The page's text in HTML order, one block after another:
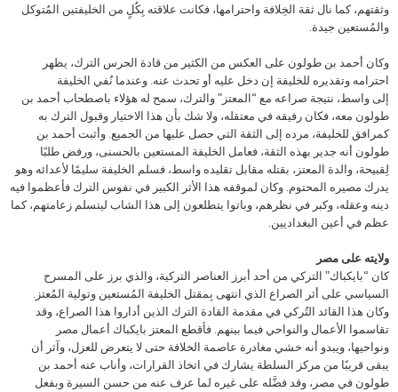
وثقتهم، كما نال ثقة الخِلافة واحترامها، فكانت علاقته بِكُلٍ من الخليفتين المُتوكل
والمُستعين جيدة.
وكان أحمد بن طولون على العكس من الكثير من قادة الحرس الترك، يظهر
احترامه وتقديره للخليفة إن دخل عليه أو تحدث عنه. وعندما نُفي الخليفة
إلى واسط، نتيجة صراعه مع “المعتز” والترك، سمح له هؤلاء باصطحاب أحمد بن
طولون معه، فكان رفيقه في معتقله، ولا شك بأن هذا الاختيار وقبول الترك به
كمرافق للخليفة، مرده إلى الثقة التي حصل عليها من الجميع. وأثبت أحمد بن
طولون أنه جدير بهذه الثقة، فعامل الخليفة المستعين بالحسنى، ورفض طلبًا
لِقبيحة، والدة المعتز، بقتله مقابل تقليده واسط، فسلم الخليفة سليمًا لأعدائه وهو
يدرك مصيره المحتوم. وكان لموقفه هذا الأثر الكبير في نفوس الترك فأعظموا فيه
دينه وعقله، وكبر في نظرهم، وباتوا يتطلعون إلى هذا الشاب ليتسلم زعامتهم، كما
عظم في أعين البغداديين.
ولايته على مصر
كان “بايكباك” التركي من أحد أبرز العناصر التركية، والذي برز على المسرح
السياسي على أثر الصراع الذي انتهى بِمقتل الخليفة المُستعين وتولية المُعتز.
وكان هذا القائد التُركي في مقدمة القادة الترك الذين أداروا هذا الصراع، وقد
تقاسموا الأعمال والنواحي فيما بينهم. فأقطع المعتز بايكباك أعمال مصر
ونواحيها، ويبدو أنه خشي مغادرة عاصمة الخلافة حتى لا يتعرض للعزل، وآثر أن
يبقى قريبًا من مركز السلطة يشارك في اتخاذ القرارات، وأناب عنه أحمد بن
طولون في مصر، وقد فضَّله على غيره لما عرف عنه من حسن السيرة وبفعل